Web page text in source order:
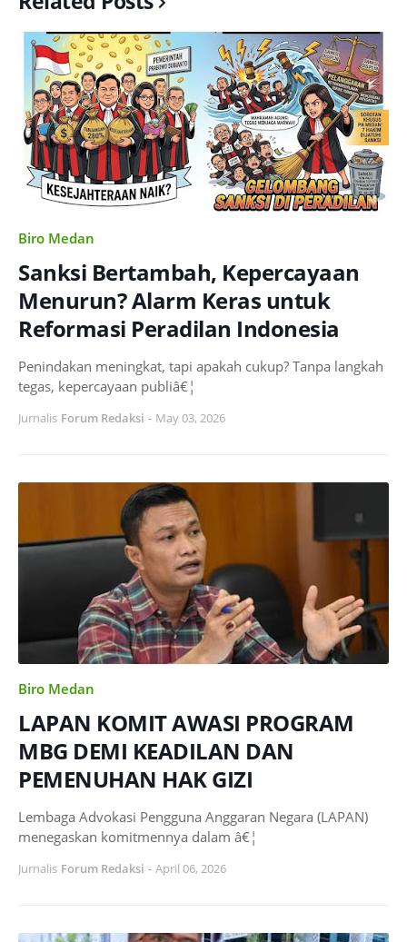
Biro Medan
Sanksi Bertambah, Kepercayaan
Menurun? Alarm Keras untuk
Reformasi Peradilan Indonesia
Penindakan meningkat, tapi apakah cukup? Tanpa langkah
tegas, kepercayaan publiâ€¦
Jurnalis Forum Redaksi - May 03, 2026
Biro Medan
LAPAN KOMIT AWASI PROGRAM
MBG DEMI KEADILAN DAN
PEMENUHAN HAK GIZI
Lembaga Advokasi Pengguna Anggaran Negara (LAPAN)
menegaskan komitmennya dalam â€¦
Jurnalis Forum Redaksi - April 06, 2026